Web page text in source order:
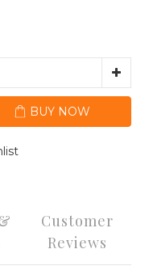
BUY NOW
Customer
Reviews